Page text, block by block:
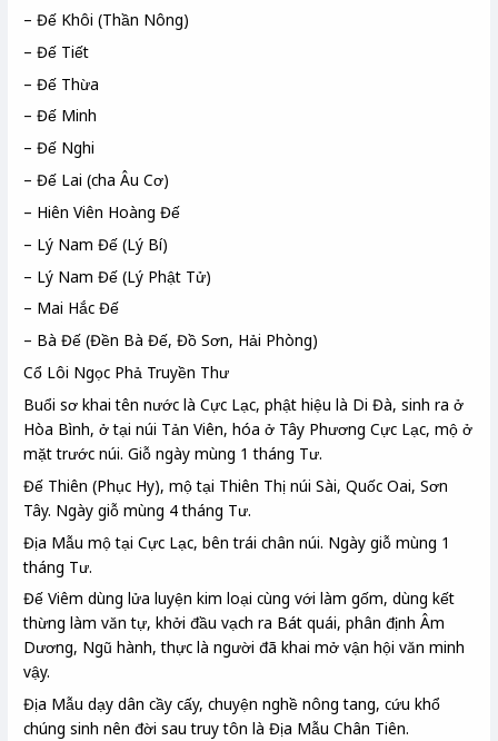
– Đế Khôi (Thần Nông)
– Đế Tiết
– Đế Thừa
– Đế Minh
– Đế Nghi
– Đế Lai (cha Âu Cơ)
– Hiên Viên Hoàng Đế
– Lý Nam Đế (Lý Bí)
– Lý Nam Đế (Lý Phật Tử)
– Mai Hắc Đế
– Bà Đế (Đền Bà Đế, Đồ Sơn, Hải Phòng)
Cổ Lôi Ngọc Phả Truyền Thư
Buổi sơ khai tên nước là Cực Lạc, phật hiệu là Di Đà, sinh ra ở
Hòa Bình, ở tại núi Tản Viên, hóa ở Tây Phương Cực Lạc, mộ ở
mặt trước núi. Giỗ ngày mùng 1 tháng Tư.
Đế Thiên (Phục Hy), mộ tại Thiên Thị núi Sài, Quốc Oai, Sơn
Tây. Ngày giỗ mùng 4 tháng Tư.
Địa Mẫu mộ tại Cực Lạc, bên trái chân núi. Ngày giỗ mùng 1
tháng Tư.
Đế Viêm dùng lửa luyện kim loại cùng với làm gốm, dùng kết
thừng làm văn tự, khởi đầu vạch ra Bát quái, phân định Âm
Dương, Ngũ hành, thực là người đã khai mở vận hội văn minh
vậy.
Địa Mẫu dạy dân cầy cấy, chuyện nghề nông tang, cứu khổ
chúng sinh nên đời sau truy tôn là Địa Mẫu Chân Tiên.